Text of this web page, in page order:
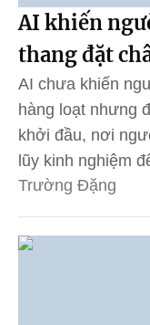
AI khiến
thang đặt
AI chưa khiến
hàng loạt nhưng
khởi đầu, nơi
lũy kinh nghiệm
Trường Đặng